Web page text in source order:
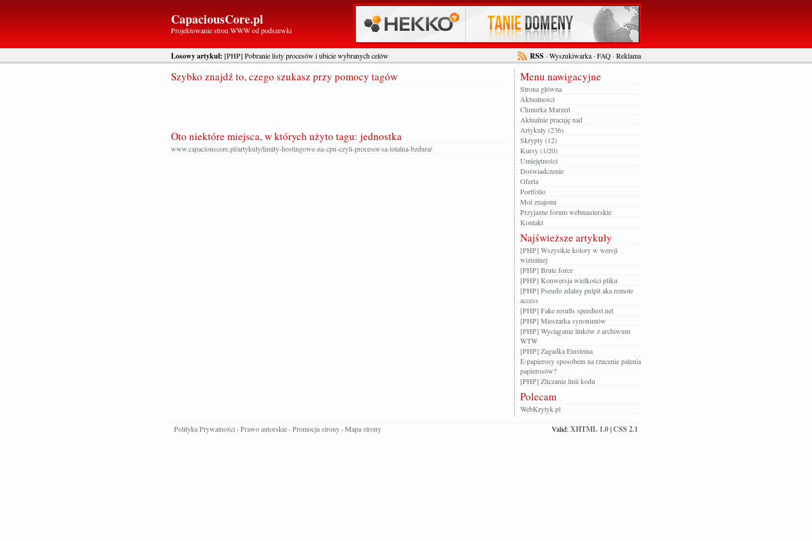
CapaciousCore.pl
Projektowanie stron WWW od podszewki
Losowy artykuł: [PHP] Pobranie listy procesów i ubicie wybranych celów RSS · Wyszukiwarka · FAQ · Reklama
Szybko znajdź to, czego szukasz przy pomocy tagów
Oto niektóre miejsca, w których użyto tagu: jednostka
www.capaciouscore.pl/artykuly/limity-hostingowe-na-cpu-czyli-procesor-sa-totalna-bzdura/
Menu nawigacyjne
Strona główna
Aktualności
Chmurka Marzeń
Aktualnie pracuję nad
Artykuły (236)
Skrypty (12)
Kursy (1/20)
Umiejętności
Doświadczenie
Oferta
Portfolio
Moi znajomi
Przyjazne forum webmasterskie
Kontakt
Najświeższe artykuły
[PHP] Wszystkie kolory w wersji
wizualnej
[PHP] Brute force
[PHP] Konwersja wielkości pliku
[PHP] Pseudo zdalny pulpit aka remote
access
[PHP] Fake results speedtest.net
[PHP] Mieszarka synonimów
[PHP] Wyciąganie linków z archiwum
WTW
[PHP] Zagadka Einsteina
E-papierosy sposobem na rzucenie palenia
papierosów?
[PHP] Zliczanie linii kodu
Polecam
WebKrytyk.pl
Polityka Prywatności · Prawo autorskie · Promocja strony · Mapa strony Valid:XHTML 1.0|CSS 2.1